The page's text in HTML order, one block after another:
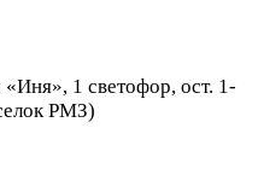
1 светофор, ост. 1-
РМЗ)